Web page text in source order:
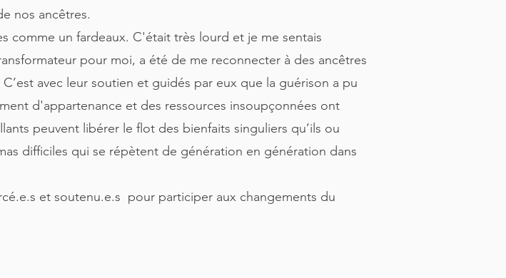
nos ancêtres.
comme un fardeaux. C'était très lourd et je me sentais
pour moi, a été de me reconnecter à des ancêtres
avec leur soutien et guidés par eux que la guérison a pu
d'appartenance et des ressources insoupçonnées ont
peuvent libérer le flot des bienfaits singuliers qu’ils ou
difficiles qui se répètent de génération en génération dans
et soutenu.e.s pour participer aux changements du